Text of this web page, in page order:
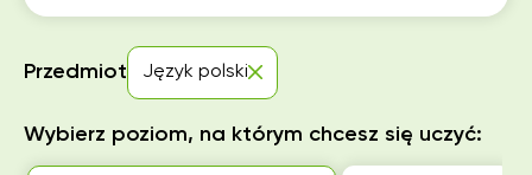
Przedmiot Język polski
Wybierz poziom, na którym chcesz się uczyć: